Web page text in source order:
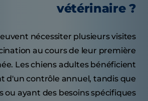
vétérinaire ?
nécessiter plusieurs visites
au cours de leur première
Les chiens adultes bénéficient
d'un contrôle annuel, tandis que
ou ayant des besoins spécifiques